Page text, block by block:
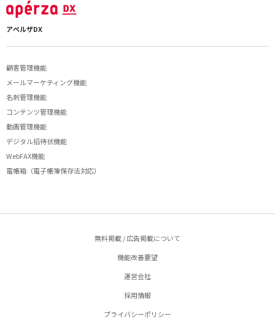
アペルザDX
顧客管理機能
メールマーケティング機能
名刺管理機能
コンテンツ管理機能
動画管理機能
デジタル招待状機能
WebFAX機能
電帳箱（電子帳簿保存法対応）
無料掲載 / 広告掲載について
機能改善要望
運営会社
採用情報
プライバシーポリシー